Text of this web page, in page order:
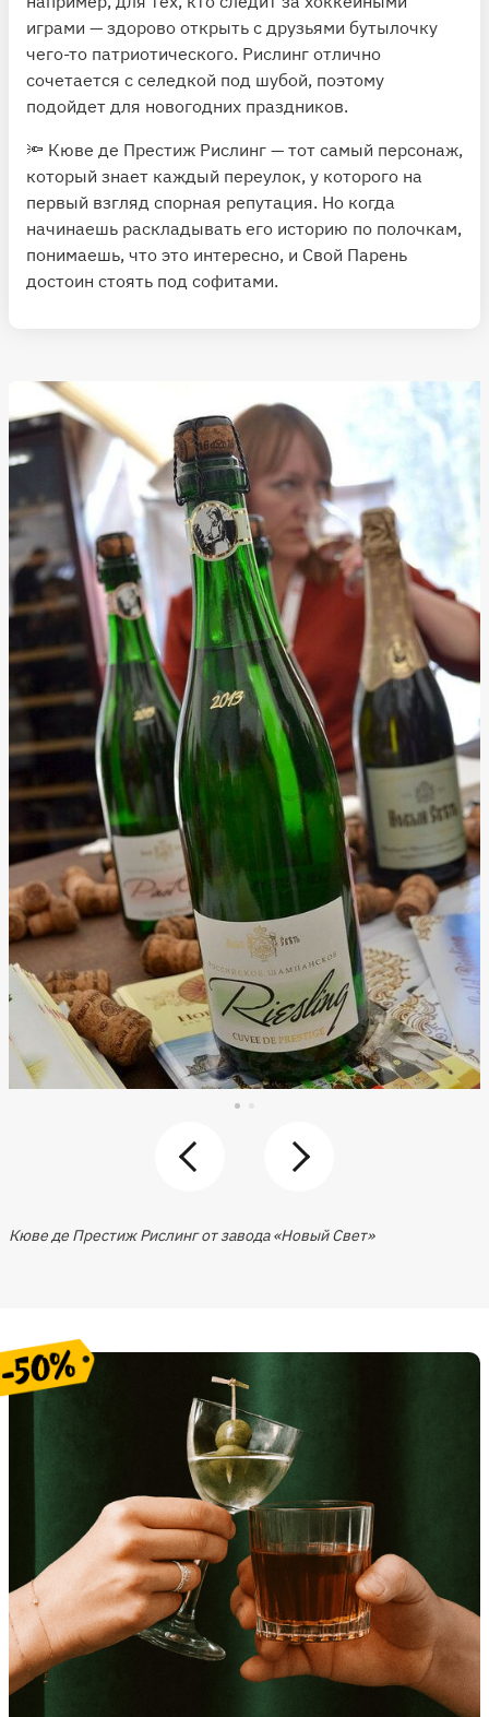
играми — здорово открыть с друзьями бутылочку
чего-то патриотического. Рислинг отлично
сочетается с селедкой под шубой, поэтому
подойдет для новогодних праздников.
🔦 Кюве де Престиж Рислинг — тот самый персонаж,
который знает каждый переулок, у которого на
первый взгляд спорная репутация. Но когда
начинаешь раскладывать его историю по полочкам,
понимаешь, что это интересно, и Свой Парень
достоин стоять под софитами.
Кюве де Престиж Рислинг от завода «Новый Свет»